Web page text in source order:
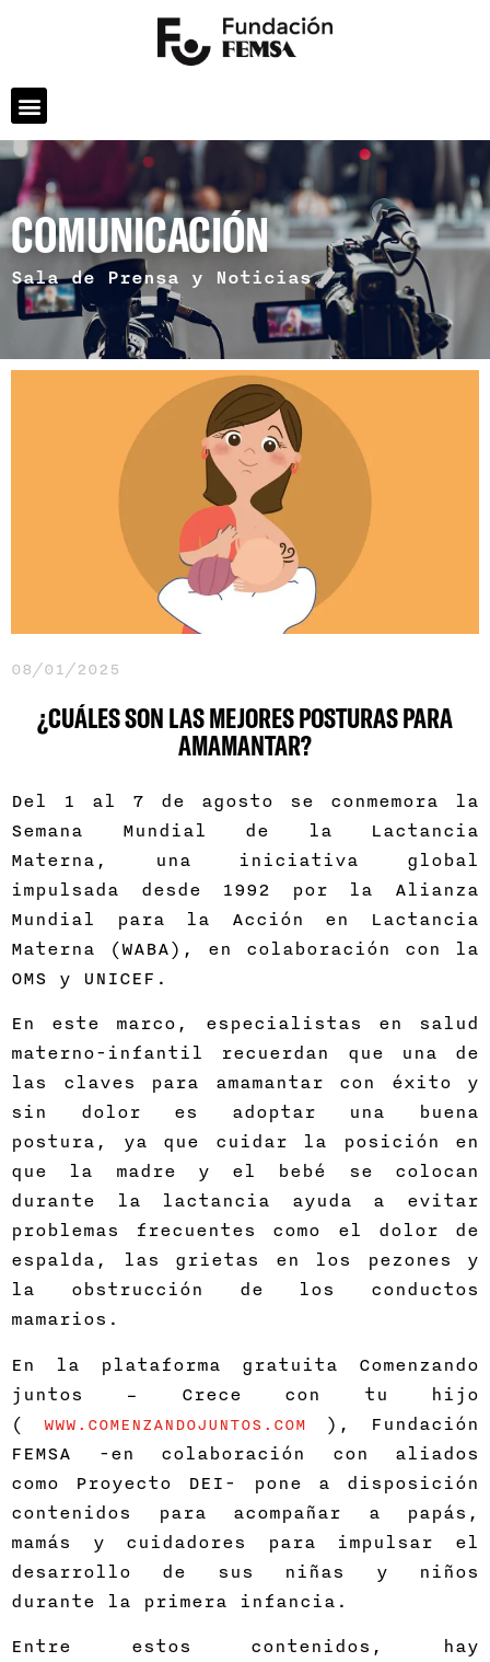
COMUNICACIÓN
Sala de Prensa y Noticias
08/01/2025
¿CUÁLES SON LAS MEJORES POSTURAS PARA
AMAMANTAR?
Del 1 al 7 de agosto se conmemora la
Semana Mundial de la Lactancia
Materna, una iniciativa global
impulsada desde 1992 por la Alianza
Mundial para la Acción en Lactancia
Materna (WABA), en colaboración con la
OMS y UNICEF.
En este marco, especialistas en salud
materno-infantil recuerdan que una de
las claves para amamantar con éxito y
sin dolor es adoptar una buena
postura, ya que cuidar la posición en
que la madre y el bebé se colocan
durante la lactancia ayuda a evitar
problemas frecuentes como el dolor de
espalda, las grietas en los pezones y
la obstrucción de los conductos
mamarios.
En la plataforma gratuita Comenzando
juntos – Crece con tu hijo
( WWW.COMENZANDOJUNTOS.COM
), Fundación
FEMSA -en colaboración con aliados
como Proyecto DEI- pone a disposición
contenidos para acompañar a papás,
mamás y cuidadores para impulsar el
desarrollo de sus niñas y niños
durante la primera infancia.
Entre estos contenidos, hay